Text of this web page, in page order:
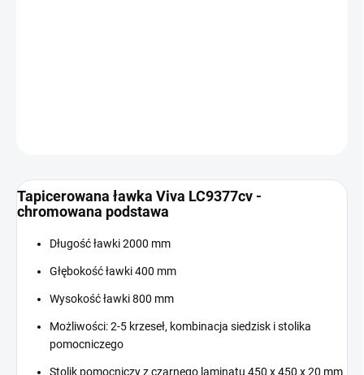
Tapicerowana ławka Viva LC9377cv -
chromowana podstawa
Długość ławki 2000 mm
Głębokość ławki 400 mm
Wysokość ławki 800 mm
Możliwości: 2-5 krzeseł, kombinacja siedzisk i stolika
pomocniczego
Stolik pomocniczy z czarnego laminatu 450 x 450 x 20 mm